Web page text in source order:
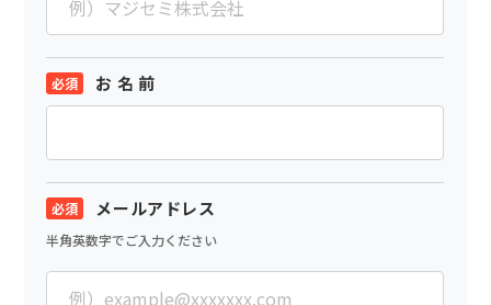
お 名 前
メールアドレス
半角英数字でご入力ください